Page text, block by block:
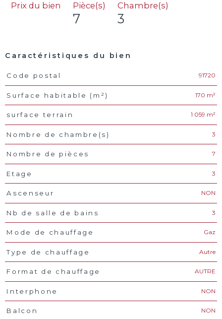
Prix du bien Pièce(s)
7
Chambre(s)
3
Caractéristiques du bien
Caractéristiques Valeurs
Code postal 91720
Surface habitable (m²) 170 m²
surface terrain 1 059 m²
Nombre de chambre(s) 3
Nombre de pièces 7
Etage 3
Ascenseur NON
Nb de salle de bains 3
Mode de chauffage Gaz
Type de chauffage Autre
Format de chauffage AUTRE
Interphone NON
Balcon NON